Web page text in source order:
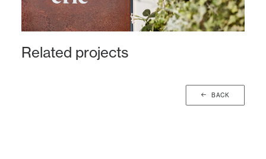
Related projects
BACK